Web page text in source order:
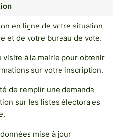
en ligne de votre situation
et de votre bureau de vote.
visite à la mairie pour obtenir
sur votre inscription.
de remplir une demande
sur les listes électorales
mise à jour